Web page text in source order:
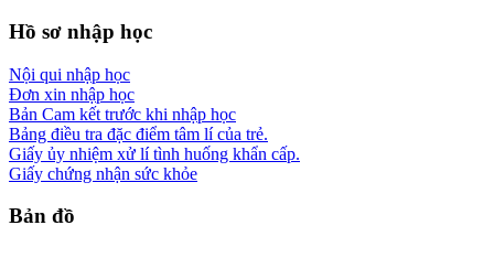
Hồ sơ nhập học
Nội qui nhập học
Đơn xin nhập học
Bản Cam kết trước khi nhập học
Bảng điều tra đặc điểm tâm lí của trẻ.
Giấy ủy nhiệm xử lí tình huống khẩn cấp.
Giấy chứng nhận sức khỏe
Bản đồ